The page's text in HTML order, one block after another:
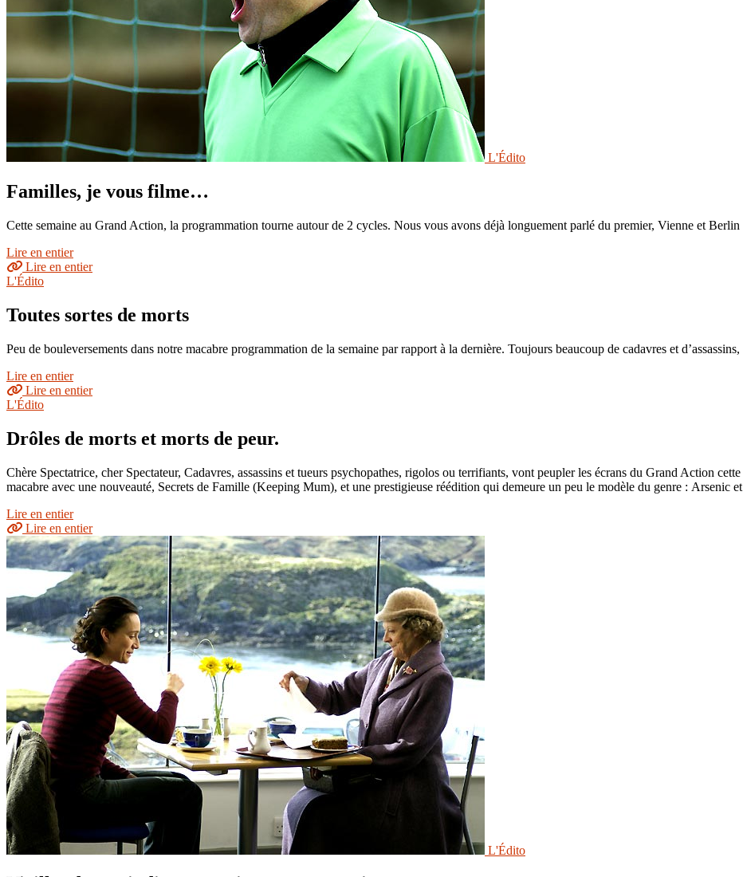
L'Édito
Familles, je vous filme…
Cette semaine au Grand Action, la programmation tourne autour de 2 cycles. Nous vous avons déjà longuement parlé du premier, Vienne et
Lire en entier
Lire en entier
L'Édito
Toutes sortes de morts
Peu de bouleversements dans notre macabre programmation de la semaine par rapport à la dernière. Toujours beaucoup de cadavres et
Lire en entier
Lire en entier
L'Édito
Drôles de morts et morts de peur.
Chère Spectatrice, cher Spectateur, Cadavres, assassins et tueurs psychopathes, rigolos ou terrifiants, vont peupler les écrans du Grand Action
macabre avec une nouveauté, Secrets de Famille (Keeping Mum), et une prestigieuse réédition qui demeure un peu le modèle du genre :
Lire en entier
Lire en entier
L'Édito